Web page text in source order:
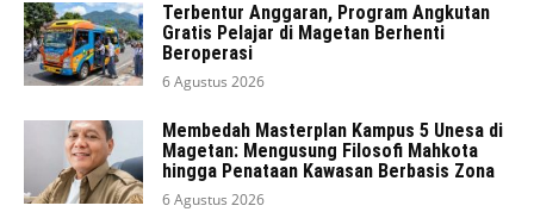
Terbentur Anggaran, Program Angkutan
Gratis Pelajar di Magetan Berhenti
Beroperasi
6 Agustus 2026
Membedah Masterplan Kampus 5 Unesa di
Magetan: Mengusung Filosofi Mahkota
hingga Penataan Kawasan Berbasis Zona
6 Agustus 2026